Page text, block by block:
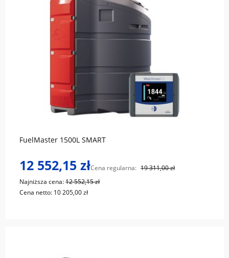
FuelMaster 1500L SMART
12 552,15 złCena regularna: 19 311,00 zł
Najniższa cena:12 552,15 zł
Cena netto: 10 205,00 zł